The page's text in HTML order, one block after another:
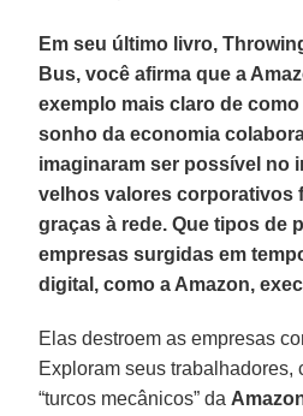
Em seu último livro,
Bus, você afirma que a
exemplo mais claro de
sonho da economia
imaginaram ser possível no
velhos valores corporativos
graças à rede. Que tipos de
empresas surgidas em
digital, como a Amazon,
Elas destroem as empresas
Exploram seus trabalhadores,
“turcos mecânicos” da